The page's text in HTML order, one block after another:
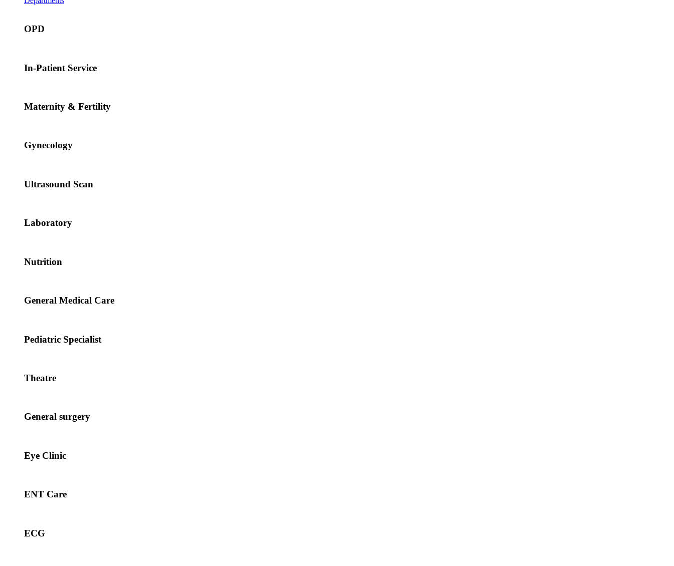
OPD
In-Patient Service
Maternity & Fertility
Gynecology
Ultrasound Scan
Laboratory
Nutrition
General Medical Care
Pediatric Specialist
Theatre
General surgery
Eye Clinic
ENT Care
ECG